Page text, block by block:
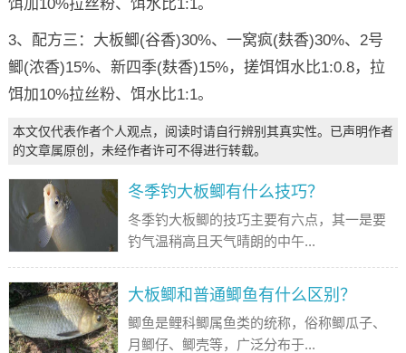
饵加10%拉丝粉、饵水比1:1。
3、配方三：大板鲫(谷香)30%、一窝疯(麸香)30%、2号
鲫(浓香)15%、新四季(麸香)15%，搓饵饵水比1:0.8，拉
饵加10%拉丝粉、饵水比1:1。
本文仅代表作者个人观点，阅读时请自行辨别其真实性。已声明作者
的文章属原创，未经作者许可不得进行转载。
冬季钓大板鲫有什么技巧？
冬季钓大板鲫的技巧主要有六点，其一是要
钓气温稍高且天气晴朗的中午...
大板鲫和普通鲫鱼有什么区别？
鲫鱼是鲤科鲫属鱼类的统称，俗称鲫瓜子、
月鲫仔、鲫壳等，广泛分布于...